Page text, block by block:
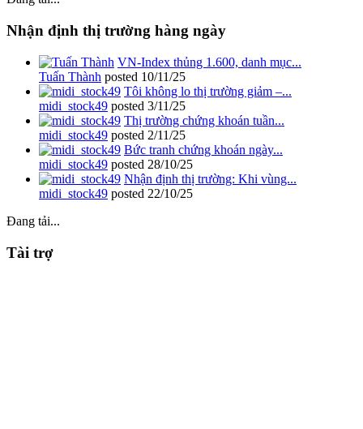
Nhận định thị trường hàng ngày
VN-Index thủng 1.600, danh mục...
Tuấn Thành posted 10/11/25
Tôi không lo thị trường giảm –...
midi_stock49 posted 3/11/25
Thị trường chứng khoán tuần...
midi_stock49 posted 2/11/25
Bức tranh chứng khoán ngày...
midi_stock49 posted 28/10/25
Nhận định thị trường: Khi vùng...
midi_stock49 posted 22/10/25
Đang tải...
Tài trợ